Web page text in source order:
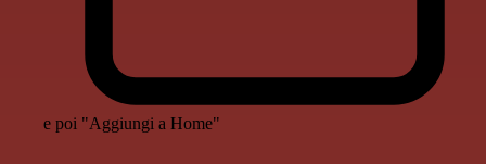
e poi "Aggiungi a Home"